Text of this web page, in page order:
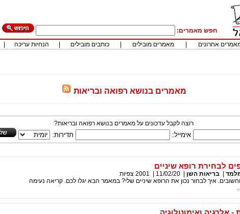
חפש מאמרים:
אחרונים מאמרים מובילים כותבים מובילים הנחיות עריכה
מאמרים בנושא רפואה ובריאות
רוצה לקבל עדכונים על מאמרים בנושא רפואה ובריאות?
אימייל: תדירות:
לבחירת רופא שיניים
|בריאות השן |
11/02/20
2001 צפיות
איך לבחור נכון את הרופא שיניים שלי? במאמר הבא יגלו לכם. קריאה נעימה
- אלרגיה ואימונולוגיה